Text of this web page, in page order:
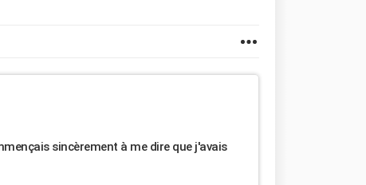
sincèrement à me dire que j'avais